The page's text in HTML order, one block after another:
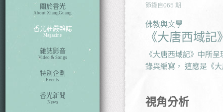
關於香光
About XiangGuang
香光莊嚴雜誌
Magazine
雜誌影音
Video & Songs
特別企劃
Events
香光新聞
News
節錄自 065 期
佛教與文學
《大唐西域
《大唐西域記》中所
錄與編寫， 這應是《
視角分析